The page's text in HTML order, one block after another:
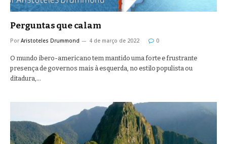
Perguntas que calam
Por Aristoteles Drummond 4 de março de 2022 0
O mundo ibero-americano tem mantido uma forte e frustrante
presença de governos mais à esquerda, no estilo populista ou
ditadura,…